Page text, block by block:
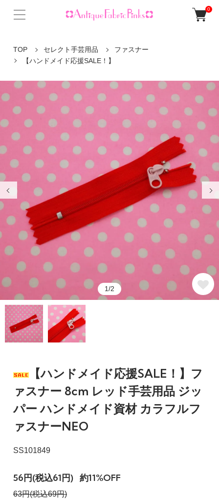
0
TOP セレクト手芸用品
ファスナー
【ハンドメイド応援SALE！】
1/2
【ハンドメイド応援SALE！】フ
ァスナー 8cm レッド手芸用品 ジッ
パー ハンドメイド資材 カラフルフ
ァスナーNEO
SS101849
56円(税込61円) 約11%OFF
63円(税込69円)